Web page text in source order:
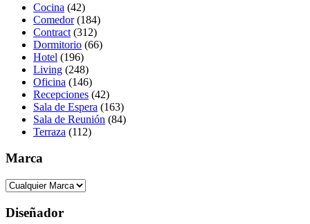
Cocina (42)
Comedor(184)
Contract (312)
Dormitorio (66)
Hotel (196)
Living (248)
Oficina (146)
Recepciones (42)
Sala de Espera (163)
Sala de Reunión (84)
Terraza (112)
Marca
Diseñador